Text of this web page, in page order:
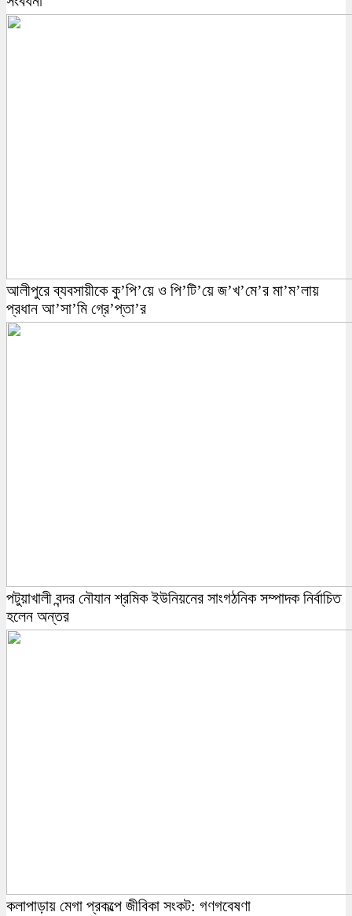
আলীপুরে ব্যবসায়ীকে কু’পি’য়ে ও পি’টি’য়ে জ’খ’মে’র মা’ম’লায়
প্রধান আ’সা’মি গ্রে’প্তা’র
পটুয়াখালী বন্দর নৌযান শ্রমিক ইউনিয়নের সাংগঠনিক সম্পাদক নির্বাচিত
হলেন অন্তর
কলাপাড়ায় মেগা প্রকল্পে জীবিকা সংকট: গণগবেষণা